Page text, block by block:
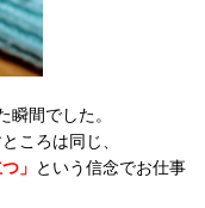
間でした。
ころは同じ、
」 という信念でお仕事